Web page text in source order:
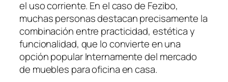
el uso corriente. En el caso de Fezibo,
muchas personas destacan precisamente la
combinación entre practicidad, estética y
funcionalidad, que lo convierte en una
opción popular Internamente del mercado
de muebles para oficina en casa.